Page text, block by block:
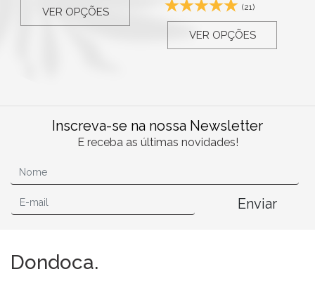
VER OPÇÕES (21)
VER OPÇÕES
Inscreva-se na nossa Newsletter
E receba as últimas novidades!
Enviar
Dondoca.